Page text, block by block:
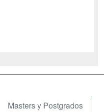
Masters y Postgrados